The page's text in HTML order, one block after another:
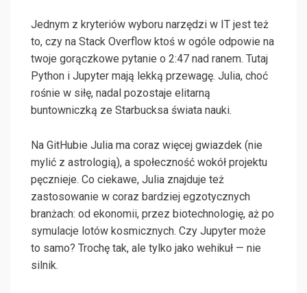
Jednym z kryteriów wyboru narzędzi w IT jest też
to, czy na Stack Overflow ktoś w ogóle odpowie na
twoje gorączkowe pytanie o 2:47 nad ranem. Tutaj
Python i Jupyter mają lekką przewagę. Julia, choć
rośnie w siłę, nadal pozostaje elitarną
buntowniczką ze Starbucksa świata nauki.
Na GitHubie Julia ma coraz więcej gwiazdek (nie
mylić z astrologią), a społeczność wokół projektu
pęcznieje. Co ciekawe, Julia znajduje też
zastosowanie w coraz bardziej egzotycznych
branżach: od ekonomii, przez biotechnologię, aż po
symulacje lotów kosmicznych. Czy Jupyter może
to samo? Trochę tak, ale tylko jako wehikuł — nie
silnik.